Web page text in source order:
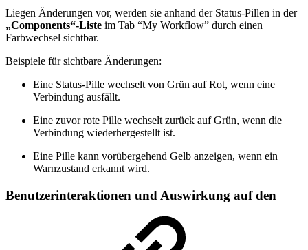
Liegen Änderungen vor, werden sie anhand der Status-Pillen in der
„Components“-Liste im Tab “My Workflow” durch einen
Farbwechsel sichtbar.
Beispiele für sichtbare Änderungen:
Eine Status-Pille wechselt von Grün auf Rot, wenn eine
Verbindung ausfällt.
Eine zuvor rote Pille wechselt zurück auf Grün, wenn die
Verbindung wiederhergestellt ist.
Eine Pille kann vorübergehend Gelb anzeigen, wenn ein
Warnzustand erkannt wird.
Benutzerinteraktionen und Auswirkung auf den